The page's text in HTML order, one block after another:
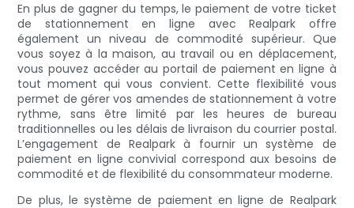
En plus de gagner du temps, le paiement de votre ticket
de stationnement en ligne avec Realpark offre
également un niveau de commodité supérieur. Que
vous soyez à la maison, au travail ou en déplacement,
vous pouvez accéder au portail de paiement en ligne à
tout moment qui vous convient. Cette flexibilité vous
permet de gérer vos amendes de stationnement à votre
rythme, sans être limité par les heures de bureau
traditionnelles ou les délais de livraison du courrier postal.
L’engagement de Realpark à fournir un système de
paiement en ligne convivial correspond aux besoins de
commodité et de flexibilité du consommateur moderne.
De plus, le système de paiement en ligne de Realpark